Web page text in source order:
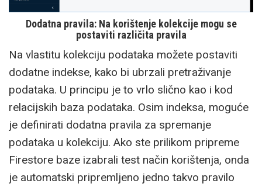
Dodatna pravila: Na korištenje kolekcije mogu se
postaviti različita pravila
Na vlastitu kolekciju podataka možete postaviti
dodatne indekse, kako bi ubrzali pretraživanje
podataka. U principu je to vrlo slično kao i kod
relacijskih baza podataka. Osim indeksa, moguće
je definirati dodatna pravila za spremanje
podataka u kolekciju. Ako ste prilikom pripreme
Firestore baze izabrali test način korištenja, onda
je automatski pripremljeno jedno takvo pravilo